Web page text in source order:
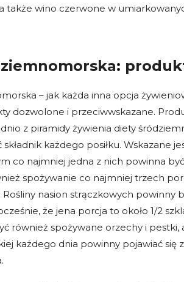
także wino czerwone w
– jak każda inna opcja
dozwolone i przeciwwskazane.
z piramidy żywienia diety
każdego posiłku. Wskazane
co najmniej jedna z nich powinna
spożywanie co najmniej trzech
Rośliny nasion strączkowych
że jena porcja to około 1/2
również spożywane orzechy i
każdego dnia powinny pojawiać się